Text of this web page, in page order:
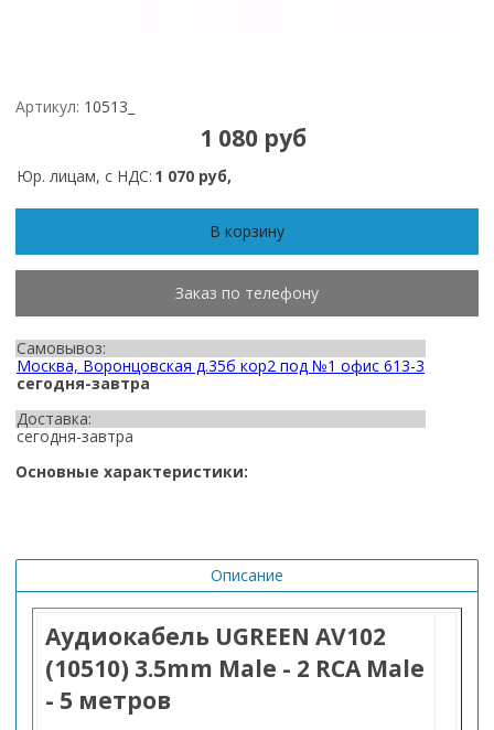
Артикул: 10513_
1 080 руб
Юр. лицам, с НДС: 1 070 руб,
В корзину
Заказ по телефону
Самовывоз:
Москва, Воронцовская д.35б кор2 под №1 офис 613-3
сегодня-завтра
Доставка:
сегодня-завтра
Основные характеристики:
Описание
Аудиокабель UGREEN AV102
(10510) 3.5mm Male - 2 RCA Male
- 5 метров